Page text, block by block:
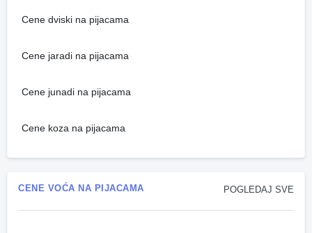
Cene dviski na pijacama
Cene jaradi na pijacama
Cene junadi na pijacama
Cene koza na pijacama
POGLEDAJ SVE
CENE VOĆA NA PIJACAMA